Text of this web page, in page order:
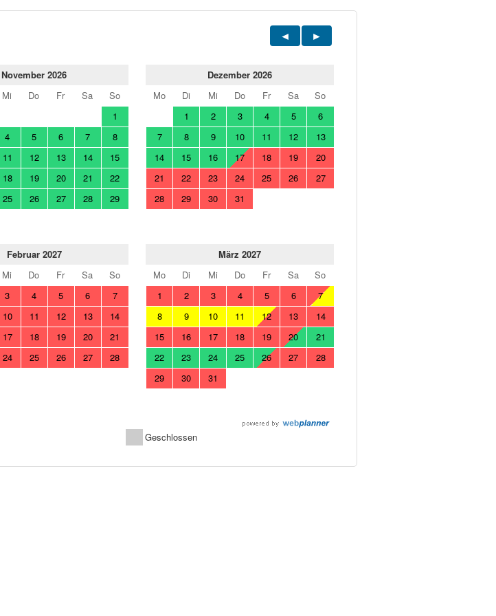
November 2026
Mi Do Fr Sa
So
1
4 5 6 7
8
11 12 13 14
15
18 19 20 21
22
25 26 27 28
29
Dezember 2026
Mo
Di Mi Do Fr Sa
So
1
2 3 4 5
6
7
8 9 10 11 12
13
14
15 16 17 18 19
20
21
22 23 24 25 26
27
28
29 30 31
Februar 2027
Mi Do Fr Sa
So
3 4 5 6
7
10 11 12 13
14
17 18 19 20
21
24 25 26 27 28
März 2027
Mo
Di Mi Do Fr Sa
So
1
2 3 4 5 6
7
8
9 10 11 12 13
14
15
16 17 18 19 20
21
22
23 24 25 26 27
28
29
30 31
Geschlossen